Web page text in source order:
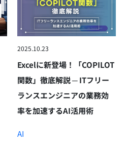
2025.10.23
Excelに新登場！「COPILOT
関数」徹底解説 ─ ITフリー
ランスエンジニアの業務効
率を加速するAI活用術
AI